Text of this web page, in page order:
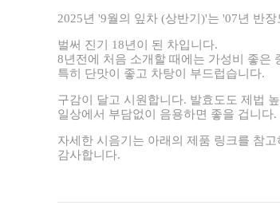
2025년 '9월의 잎차 (상반기)'는 '07년 반
벌써 진기 18년이 된 차입니다.
8년전에 처음 소개할 때에는 가성비 좋은
특히 단맛이 좋고 차탕이 부드럽습니다.
구감이 달고 시원합니다. 발효도도 제법
일상에서 부담없이 음용하면 좋을 겁니다.
자세한 시음기는 아래의 제품 링크를 참고
감사합니다.